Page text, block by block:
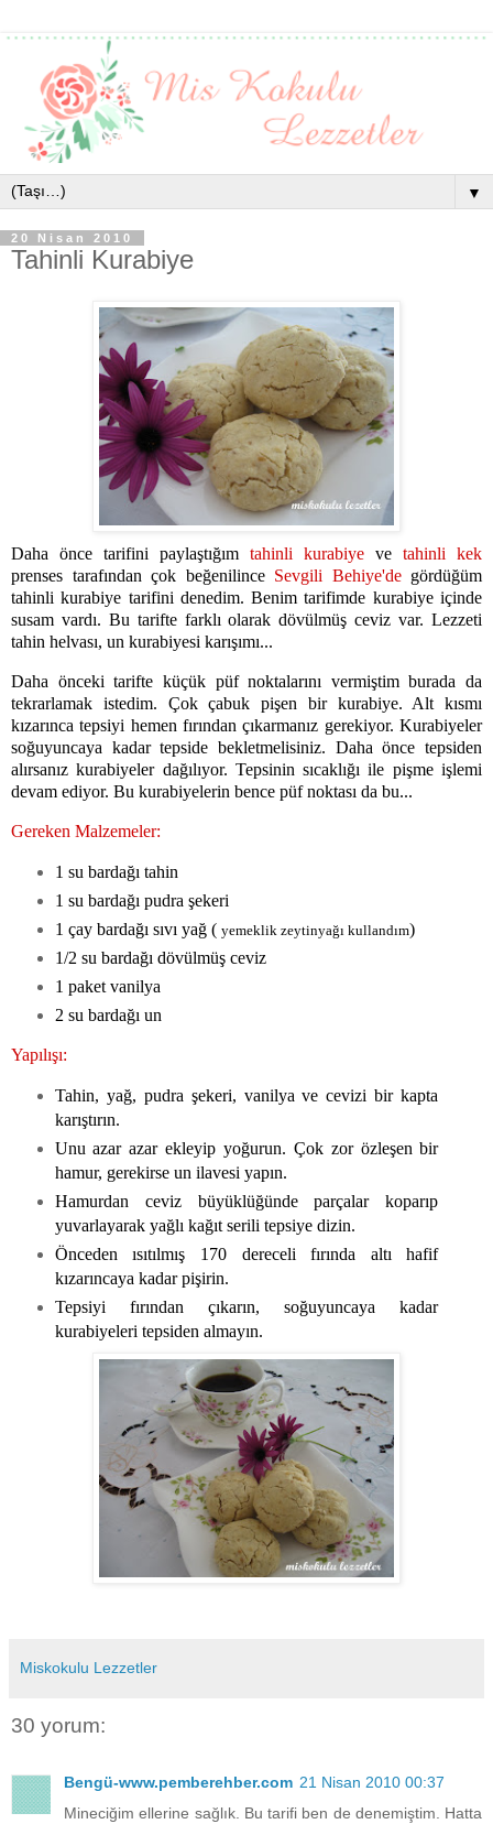
▼
20 Nisan 2010
Tahinli Kurabiye
Daha önce tarifini paylaştığım tahinli kurabiye ve tahinli kek
prenses tarafından çok beğenilince Sevgili Behiye'de gördüğüm
tahinli kurabiye tarifini denedim. Benim tarifimde kurabiye içinde
susam vardı. Bu tarifte farklı olarak dövülmüş ceviz var. Lezzeti
tahin helvası, un kurabiyesi karışımı...
Daha önceki tarifte küçük püf noktalarını vermiştim burada da
tekrarlamak istedim. Çok çabuk pişen bir kurabiye. Alt kısmı
kızarınca tepsiyi hemen fırından çıkarmanız gerekiyor. Kurabiyeler
soğuyuncaya kadar tepside bekletmelisiniz. Daha önce tepsiden
alırsanız kurabiyeler dağılıyor. Tepsinin sıcaklığı ile pişme işlemi
devam ediyor. Bu kurabiyelerin bence püf noktası da bu...
Gereken Malzemeler:
1 su bardağı tahin
1 su bardağı pudra şekeri
1 çay bardağı sıvı yağ ( yemeklik zeytinyağı kullandım)
1/2 su bardağı dövülmüş ceviz
1 paket vanilya
2 su bardağı un
Yapılışı:
Tahin, yağ, pudra şekeri, vanilya ve cevizi bir kapta
karıştırın.
Unu azar azar ekleyip yoğurun. Çok zor özleşen bir
hamur, gerekirse un ilavesi yapın.
Hamurdan ceviz büyüklüğünde parçalar koparıp
yuvarlayarak yağlı kağıt serili tepsiye dizin.
Önceden ısıtılmış 170 dereceli fırında altı hafif
kızarıncaya kadar pişirin.
Tepsiyi fırından çıkarın, soğuyuncaya kadar
kurabiyeleri tepsiden almayın.
Miskokulu Lezzetler
30 yorum:
Bengü-www.pemberehber.com 21 Nisan 2010 00:37
Mineciğim ellerine sağlık. Bu tarifi ben de denemiştim. Hatta